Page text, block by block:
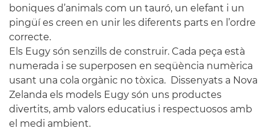
boniques d’animals com un tauró, un elefant i un
pingüí es creen en unir les diferents parts en l’ordre
correcte.
Els Eugy són senzills de construir. Cada peça està
numerada i se superposen en seqüència numèrica
usant una cola orgànic no tòxica. Dissenyats a Nova
Zelanda els models Eugy són uns productes
divertits, amb valors educatius i respectuosos amb
el medi ambient.